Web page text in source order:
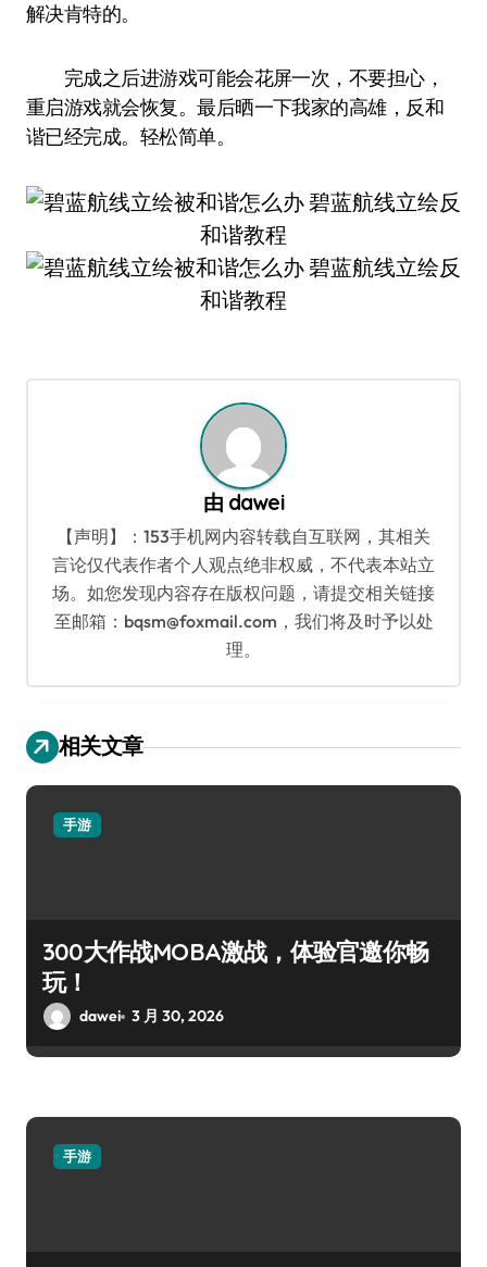
解决肯特的。
完成之后进游戏可能会花屏一次，不要担心，
重启游戏就会恢复。最后晒一下我家的高雄，反和
谐已经完成。轻松简单。
由 dawei
【声明】：153手机网内容转载自互联网，其相关
言论仅代表作者个人观点绝非权威，不代表本站立
场。如您发现内容存在版权问题，请提交相关链接
至邮箱：bqsm@foxmail.com，我们将及时予以处
理。
相关文章
手游
300大作战MOBA激战，体验官邀你畅
玩！
dawei 3 月 30, 2026
手游